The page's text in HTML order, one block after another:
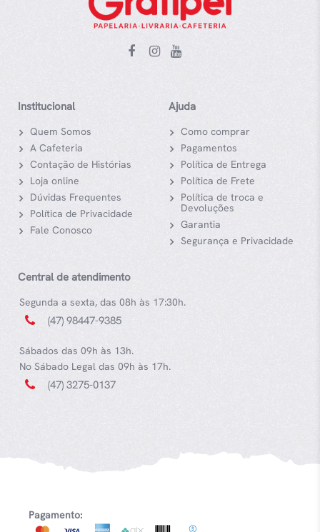
Institucional
Quem Somos
A Cafeteria
Contação de Histórias
Loja online
Dúvidas Frequentes
Política de Privacidade
Fale Conosco
Ajuda
Como comprar
Pagamentos
Política de Entrega
Política de Frete
Política de troca e
Devoluções
Garantia
Segurança e Privacidade
Central de atendimento
Segunda a sexta, das 08h às 17:30h.
(47) 98447-9385
Sábados das 09h às 13h.
No Sábado Legal das 09h às 17h.
(47) 3275-0137
Pagamento: